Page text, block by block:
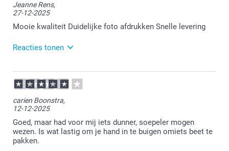
Jeanne Rens,
27-12-2025
Mooie kwaliteit Duidelijke foto afdrukken Snelle levering
Reacties tonen
29-12-2025
16:02
Bedankt voor je reactie.
Veel plezier van de pannenlappen.
carien Boonstra,
12-12-2025
Goed, maar had voor mij iets dunner, soepeler mogen
wezen. Is wat lastig om je hand in te buigen omiets beet te
pakken.